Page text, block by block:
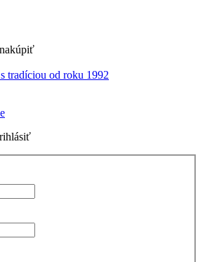
tradíciou od roku 1992